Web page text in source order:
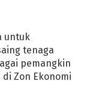
untuk
tenaga
pemangkin
Zon Ekonomi